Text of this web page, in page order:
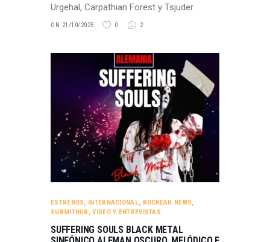
Urgehal, Carpathian Forest y Tsjuder.
ON 21/10/2025 0 2
ESTRENOS, INTERNACIONAL, ROCKEAR NEWS,
SUBMITHUB ,VIDEO Y ENTREVISTAS
SUFFERING SOULS BLACK METAL